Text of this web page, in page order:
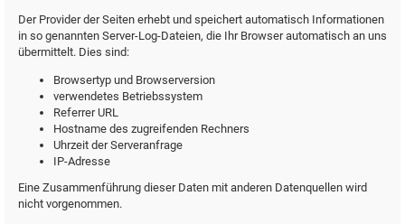
Der Provider der Seiten erhebt und speichert automatisch Informationen
in so genannten Server-Log-Dateien, die Ihr Browser automatisch an uns
übermittelt. Dies sind:
Browsertyp und Browserversion
verwendetes Betriebssystem
Referrer URL
Hostname des zugreifenden Rechners
Uhrzeit der Serveranfrage
IP-Adresse
Eine Zusammenführung dieser Daten mit anderen Datenquellen wird
nicht vorgenommen.